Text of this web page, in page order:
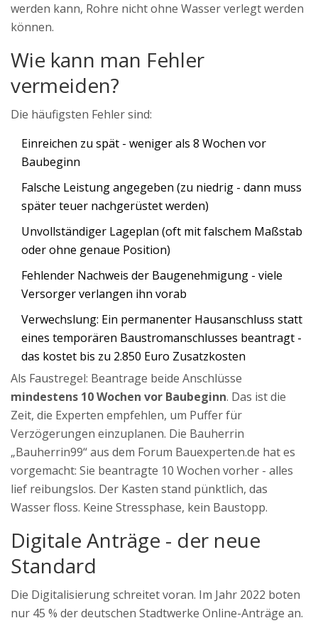
werden kann, Rohre nicht ohne Wasser verlegt werden
können.
Wie kann man Fehler
vermeiden?
Die häufigsten Fehler sind:
Einreichen zu spät - weniger als 8 Wochen vor
Baubeginn
Falsche Leistung angegeben (zu niedrig - dann muss
später teuer nachgerüstet werden)
Unvollständiger Lageplan (oft mit falschem Maßstab
oder ohne genaue Position)
Fehlender Nachweis der Baugenehmigung - viele
Versorger verlangen ihn vorab
Verwechslung: Ein permanenter Hausanschluss statt
eines temporären Baustromanschlusses beantragt -
das kostet bis zu 2.850 Euro Zusatzkosten
Als Faustregel: Beantrage beide Anschlüsse
mindestens 10 Wochen vor Baubeginn. Das ist die
Zeit, die Experten empfehlen, um Puffer für
Verzögerungen einzuplanen. Die Bauherrin
„Bauherrin99“ aus dem Forum Bauexperten.de hat es
vorgemacht: Sie beantragte 10 Wochen vorher - alles
lief reibungslos. Der Kasten stand pünktlich, das
Wasser floss. Keine Stressphase, kein Baustopp.
Digitale Anträge - der neue
Standard
Die Digitalisierung schreitet voran. Im Jahr 2022 boten
nur 45 % der deutschen Stadtwerke Online-Anträge an.